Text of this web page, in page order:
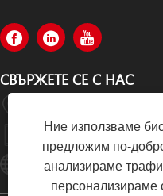
СВЪРЖЕТЕ СЕ С НАС
Rm520, No.1105 Средата
+86-13501533176
Sales01@swaflyexcavator.cn
Ние използваме
предложим по-
анализираме
персонализираме